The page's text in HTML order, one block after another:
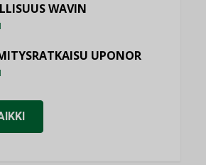
WAVIN
UPONOR